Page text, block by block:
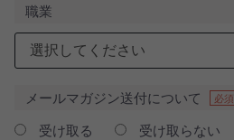
職業
メールマガジン送付について 必須
受け取る 受け取らない